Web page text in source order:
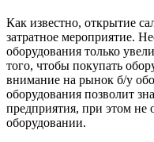
Как известно, открытие
затратное мероприятие.
оборудования только
того, чтобы покупать
внимание на рынок б/у
оборудования позволит
предприятия, при этом не
оборудовании.